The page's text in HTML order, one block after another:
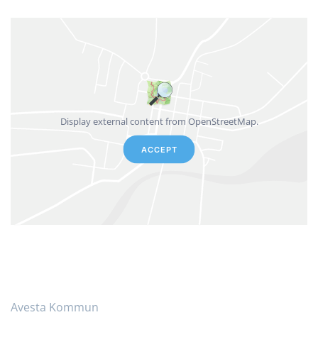
Display external content from OpenStreetMap.
ACCEPT
Avesta Kommun